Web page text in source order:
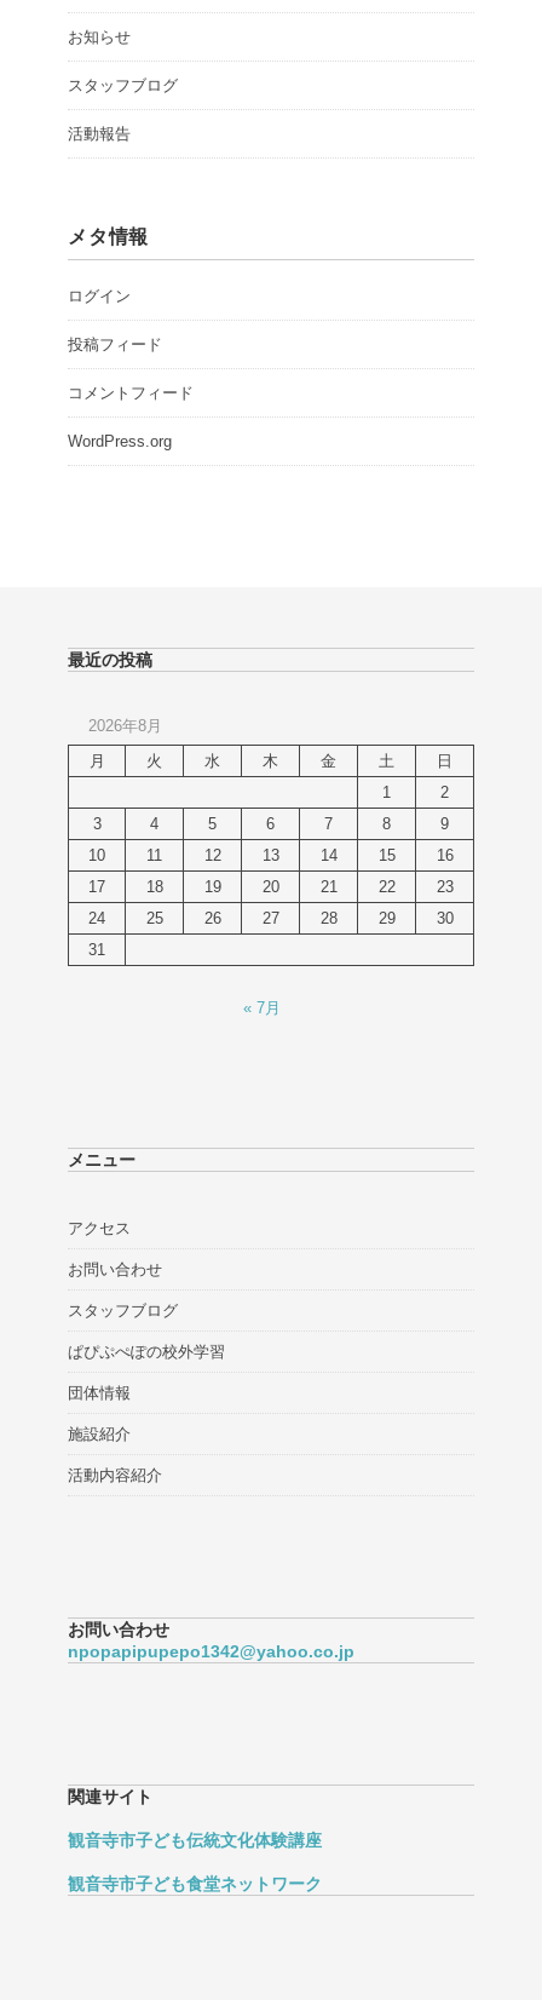
お知らせ
スタッフブログ
活動報告
メタ情報
ログイン
投稿フィード
コメントフィード
WordPress.org
最近の投稿
2026年8月
月
火 水 木 金 土
日
1
2
3
4 5 6 7 8
9
10
11 12 13 14 15
16
17
18 19 20 21 22
23
24
25 26 27 28 29
30
31
« 7月
メニュー
アクセス
お問い合わせ
スタッフブログ
ぱぴぷぺぽの校外学習
団体情報
施設紹介
活動内容紹介
お問い合わせ
npopapipupepo1342@yahoo.co.jp
関連サイト
観音寺市子ども伝統文化体験講座
観音寺市子ども食堂ネットワーク